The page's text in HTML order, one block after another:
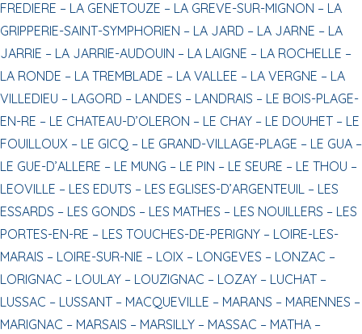
FREDIERE – LA GENETOUZE – LA GREVE-SUR-MIGNON – LA
GRIPPERIE-SAINT-SYMPHORIEN – LA JARD – LA JARNE – LA
JARRIE – LA JARRIE-AUDOUIN – LA LAIGNE – LA ROCHELLE –
LA RONDE – LA TREMBLADE – LA VALLEE – LA VERGNE – LA
VILLEDIEU – LAGORD – LANDES – LANDRAIS – LE BOIS-PLAGE-
EN-RE – LE CHATEAU-D’OLERON – LE CHAY – LE DOUHET – LE
FOUILLOUX – LE GICQ – LE GRAND-VILLAGE-PLAGE – LE GUA –
LE GUE-D’ALLERE – LE MUNG – LE PIN – LE SEURE – LE THOU –
LEOVILLE – LES EDUTS – LES EGLISES-D’ARGENTEUIL – LES
ESSARDS – LES GONDS – LES MATHES – LES NOUILLERS – LES
PORTES-EN-RE – LES TOUCHES-DE-PERIGNY – LOIRE-LES-
MARAIS – LOIRE-SUR-NIE – LOIX – LONGEVES – LONZAC –
LORIGNAC – LOULAY – LOUZIGNAC – LOZAY – LUCHAT –
LUSSAC – LUSSANT – MACQUEVILLE – MARANS – MARENNES –
MARIGNAC – MARSAIS – MARSILLY – MASSAC – MATHA –